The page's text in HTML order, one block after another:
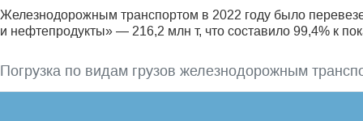
Железнодорожным транспортом в 2022 году было
и нефтепродукты» — 216,2 млн т, что составило 99,4% к
Погрузка по видам грузов железнодорожным